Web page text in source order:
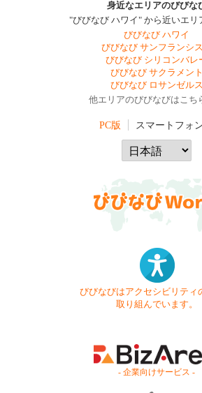
身近なエリアのびびな
"びびなび ハワイ" から近いエリ
びびなび ハワイ
びびなび サンフランシ
びびなび シリコンバレ
びびなび サクラメント
びびなび ロサンゼルス
他エリアのびびなびはこち
PC版 スマートフォ
びびなびはアクセシビリティ
取り組んでいます。
- 企業向けサービス -